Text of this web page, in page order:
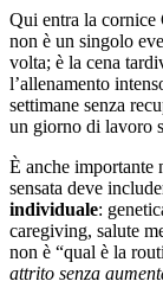
Qui entra la cornice
non è un singolo
volta; è la cena
l’allenamento
settimane senza
un giorno di lavoro
È anche importante
sensata deve
individuale:
caregiving, salute
non è “qual è la
attrito senza